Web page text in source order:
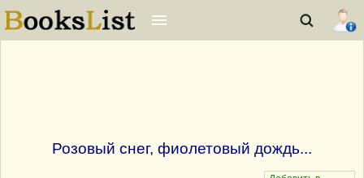
Розовый снег, фиолетовый дождь...